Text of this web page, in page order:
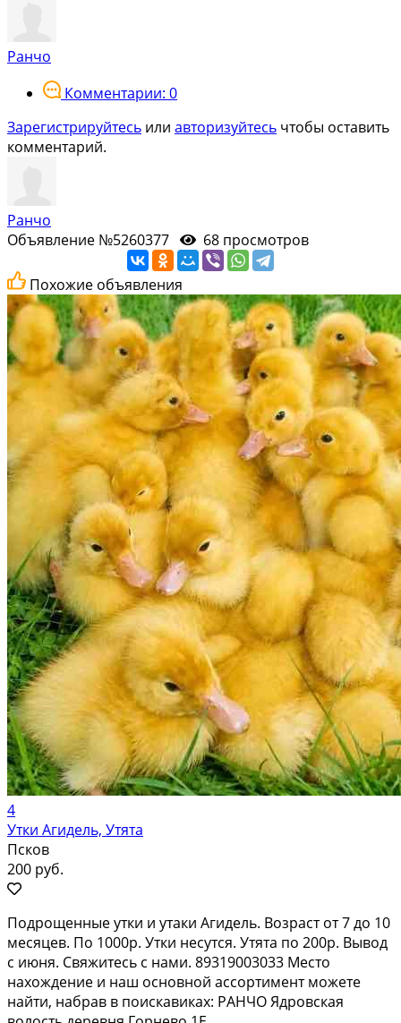
Ранчо
Комментарии: 0
Зарегистрируйтесь или авторизуйтесь чтобы оставить
комментарий.
Ранчо
Объявление №5260377
68 просмотров
Похожие объявления
4
Утки Агидель, Утята
Псков
200 руб.
Подрощенные утки и утаки Агидель. Возраст от 7 до 10
месяцев. По 1000р. Утки несутся. Утята по 200р. Вывод
с июня. Свяжитесь с нами. 89319003033 Место
нахождение и наш основной ассортимент можете
найти, набрав в поискавиках: РАНЧО Ядровская